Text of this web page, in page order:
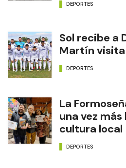
DEPORTES
Sol recibe a
Martín visita
DEPORTES
La
una vez más
cultura local
DEPORTES